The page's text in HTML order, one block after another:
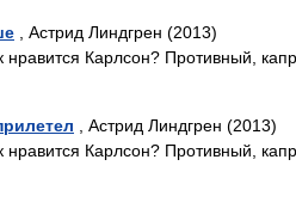
, Астрид Линдгрен (2013)
Карлсон? Противный,
, Астрид Линдгрен (2013)
Карлсон? Противный,